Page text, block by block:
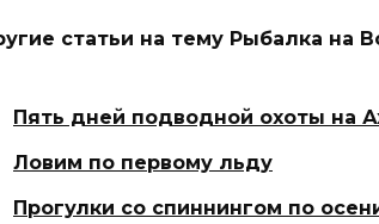
статьи на тему Рыбалка на
Пять дней подводной охоты на
Ловим по первому льду
Прогулки со спиннингом по